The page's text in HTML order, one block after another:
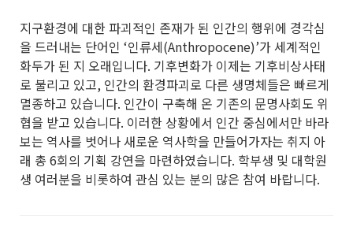
지구환경에 대한 파괴적인 존재가 된 인간의 행위에 경각심
을 드러내는 단어인 ‘인류세(Anthropocene)’가 세계적인
화두가 된 지 오래입니다. 기후변화가 이제는 기후비상사태
로 불리고 있고, 인간의 환경파괴로 다른 생명체들은 빠르게
멸종하고 있습니다. 인간이 구축해 온 기존의 문명사회도 위
협을 받고 있습니다. 이러한 상황에서 인간 중심에서만 바라
보는 역사를 벗어나 새로운 역사학을 만들어가자는 취지 아
래 총 6회의 기획 강연을 마련하였습니다. 학부생 및 대학원
생 여러분을 비롯하여 관심 있는 분의 많은 참여 바랍니다.